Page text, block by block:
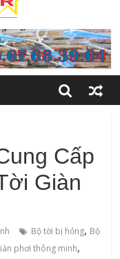
Cấp
Giàn
Bộ tời bị hỏng, Bộ
‌phơi‌ ‌thông‌ ‌minh,